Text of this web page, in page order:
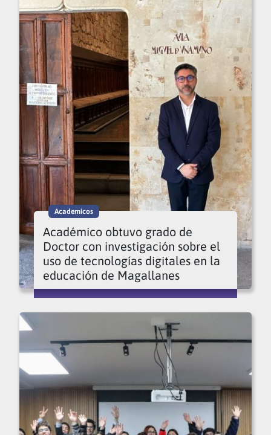
Academicos
Académico obtuvo grado de
Doctor con investigación sobre el
uso de tecnologías digitales en la
educación de Magallanes